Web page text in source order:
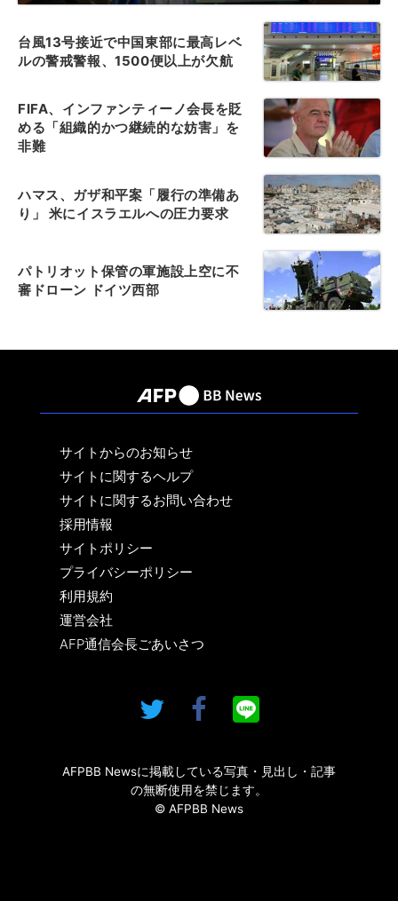
台風13号接近で中国東部に最高レベ
ルの警戒警報、1500便以上が欠航
FIFA、インファンティーノ会長を貶
める「組織的かつ継続的な妨害」を
非難
ハマス、ガザ和平案「履行の準備あ
り」 米にイスラエルへの圧力要求
パトリオット保管の軍施設上空に不
審ドローン ドイツ西部
サイトからのお知らせ
サイトに関するヘルプ
サイトに関するお問い合わせ
採用情報
サイトポリシー
プライバシーポリシー
利用規約
運営会社
AFP通信会長ごあいさつ
AFPBB Newsに掲載している写真・見出し・記事
の無断使用を禁じます。
© AFPBB News